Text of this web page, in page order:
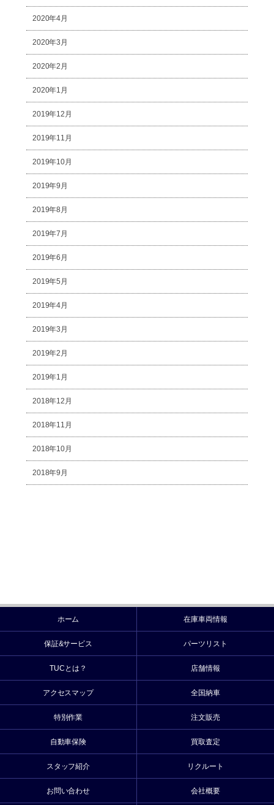
2020年4月
2020年3月
2020年2月
2020年1月
2019年12月
2019年11月
2019年10月
2019年9月
2019年8月
2019年7月
2019年6月
2019年5月
2019年4月
2019年3月
2019年2月
2019年1月
2018年12月
2018年11月
2018年10月
2018年9月
ホーム 在庫車両情報
保証&サービス パーツリスト
TUCとは？ 店舗情報
アクセスマップ 全国納車
特別作業 注文販売
自動車保険 買取査定
スタッフ紹介 リクルート
お問い合わせ 会社概要